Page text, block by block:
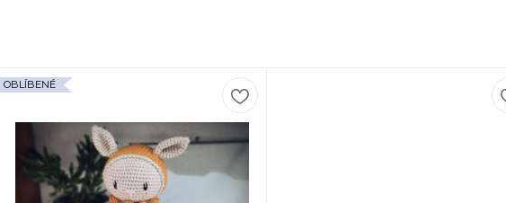
OBLÍBENÉ